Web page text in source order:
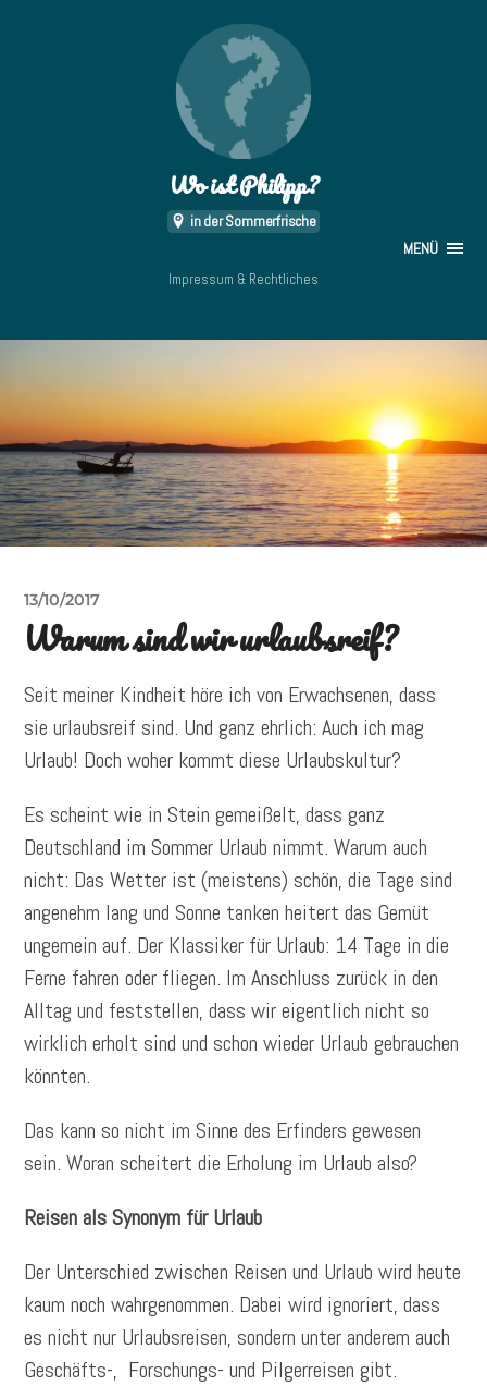
Wo ist Philipp?
in der Sommerfrische
MENÜ
Impressum & Rechtliches
13/10/2017
Warum sind wir urlaubsreif?
Seit meiner Kindheit höre ich von Erwachsenen, dass
sie urlaubsreif sind. Und ganz ehrlich: Auch ich mag
Urlaub! Doch woher kommt diese Urlaubskultur?
Es scheint wie in Stein gemeißelt, dass ganz
Deutschland im Sommer Urlaub nimmt. Warum auch
nicht: Das Wetter ist (meistens) schön, die Tage sind
angenehm lang und Sonne tanken heitert das Gemüt
ungemein auf. Der Klassiker für Urlaub: 14 Tage in die
Ferne fahren oder fliegen. Im Anschluss zurück in den
Alltag und feststellen, dass wir eigentlich nicht so
wirklich erholt sind und schon wieder Urlaub gebrauchen
könnten.
Das kann so nicht im Sinne des Erfinders gewesen
sein. Woran scheitert die Erholung im Urlaub also?
Reisen als Synonym für Urlaub
Der Unterschied zwischen Reisen und Urlaub wird heute
kaum noch wahrgenommen. Dabei wird ignoriert, dass
es nicht nur Urlaubsreisen, sondern unter anderem auch
Geschäfts-, Forschungs- und Pilgerreisen gibt.